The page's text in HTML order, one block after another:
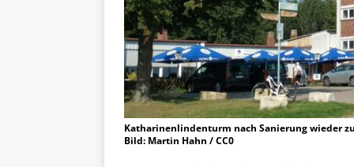
Katharinenlindenturm nach Sanierung wieder
Bild: Martin Hahn / CC0